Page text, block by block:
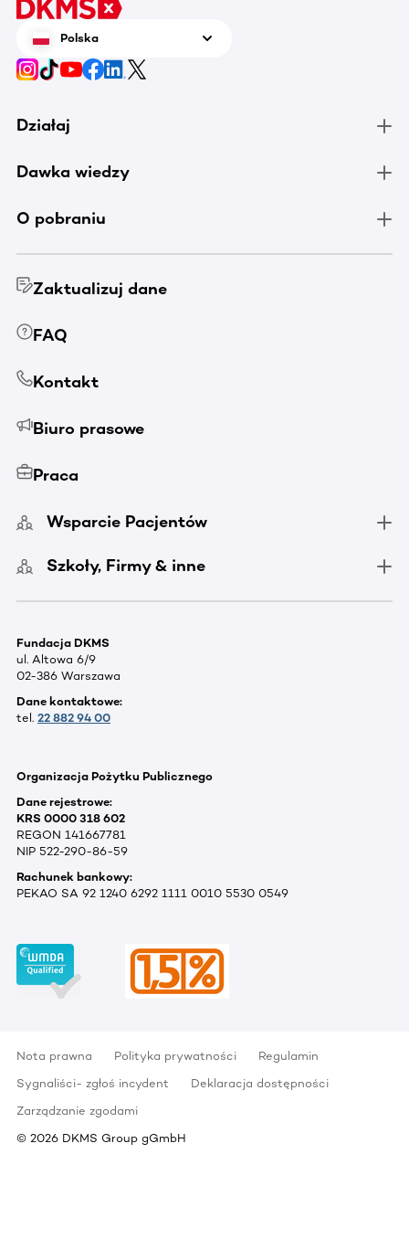
Polska
Działaj
Dawka wiedzy
O pobraniu
Zaktualizuj dane
FAQ
Kontakt
Biuro prasowe
Praca
Wsparcie Pacjentów
Szkoły, Firmy & inne
Fundacja DKMS
ul. Altowa 6/9
02-386 Warszawa
Dane kontaktowe:
tel. 22 882 94 00
Organizacja Pożytku Publicznego
Dane rejestrowe:
KRS 0000 318 602
REGON 141667781
NIP 522-290-86-59
Rachunek bankowy:
PEKAO SA 92 1240 6292 1111 0010 5530 0549
Nota prawna Polityka prywatności
Regulamin
Sygnaliści- zgłoś incydent
Deklaracja dostępności
Zarządzanie zgodami
© 2026 DKMS Group gGmbH